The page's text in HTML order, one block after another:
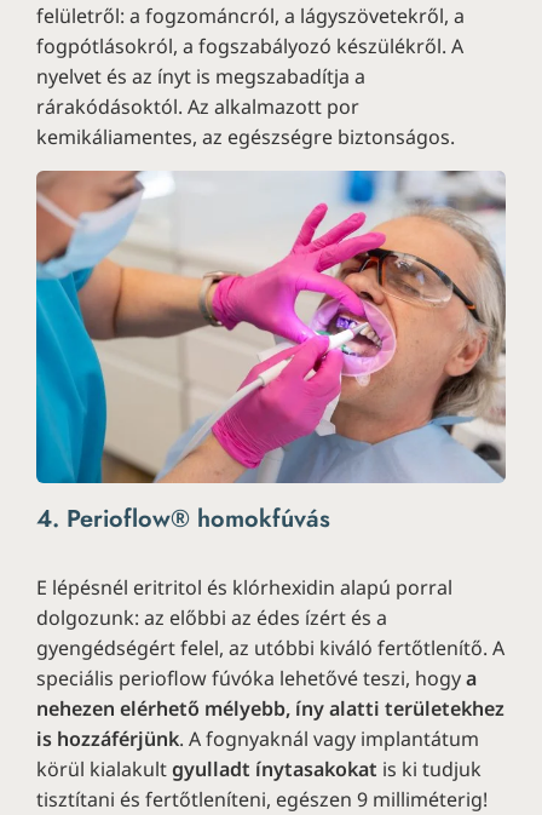
felületről: a fogzománcról, a lágyszövetekről, a
fogpótlásokról, a fogszabályozó készülékről. A
nyelvet és az ínyt is megszabadítja a
rárakódásoktól. Az alkalmazott por
kemikáliamentes, az egészségre biztonságos.
4. Perioflow® homokfúvás
E lépésnél eritritol és klórhexidin alapú porral
dolgozunk: az előbbi az édes ízért és a
gyengédségért felel, az utóbbi kiváló fertőtlenítő. A
speciális perioflow fúvóka lehetővé teszi, hogya
nehezen elérhető mélyebb, íny alatti területekhez
is hozzáférjünk. A fognyaknál vagy implantátum
körül kialakultgyulladt ínytasakokat is ki tudjuk
tisztítani és fertőtleníteni, egészen 9 milliméterig!